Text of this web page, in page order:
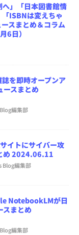
へ」「日本図書館情
ISBNは変えちゃ
スまとめ＆コラム
6日）
を即時オープンア
ースまとめ
編集部
イトにサイバー攻
め 2024.06.11
Blog編集部
NotebookLMが日
スまとめ
編集部